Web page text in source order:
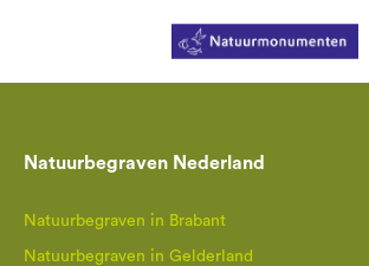
Natuurbegraven Nederland
Natuurbegraven in Brabant
Natuurbegraven in Gelderland